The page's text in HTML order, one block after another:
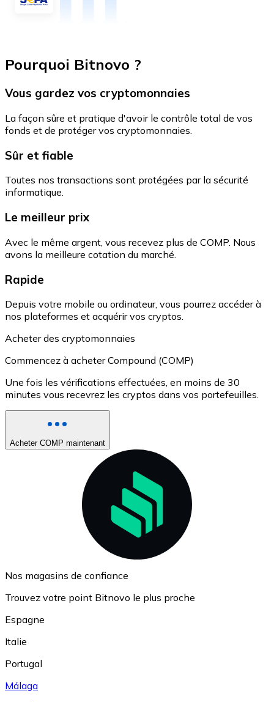
Pourquoi Bitnovo ?
Vous gardez vos cryptomonnaies
La façon sûre et pratique d'avoir le contrôle total de vos
fonds et de protéger vos cryptomonnaies.
Sûr et fiable
Toutes nos transactions sont protégées par la sécurité
informatique.
Le meilleur prix
Avec le même argent, vous recevez plus de COMP. Nous
avons la meilleure cotation du marché.
Rapide
Depuis votre mobile ou ordinateur, vous pourrez accéder à
nos plateformes et acquérir vos cryptos.
Acheter des cryptomonnaies
Commencez à acheter Compound (COMP)
Une fois les vérifications effectuées, en moins de 30
minutes vous recevrez les cryptos dans vos portefeuilles.
Acheter COMP maintenant
Nos magasins de confiance
Trouvez votre point Bitnovo le plus proche
Espagne
Italie
Portugal
Málaga